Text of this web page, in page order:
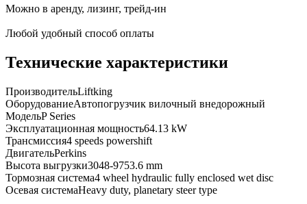
Можно в аренду, лизинг, трейд-ин
Любой удобный способ оплаты
Технические характеристики
ПроизводительLiftking
ОборудованиеАвтопогрузчик вилочный внедорожный
МодельP Series
Эксплуатационная мощность64.13 kW
Трансмиссия4 speeds powershift
ДвигательPerkins
Высота выгрузки3048-9753.6 mm
Тормозная система4 wheel hydraulic fully enclosed wet disc
Осевая системаHeavy duty, planetary steer type